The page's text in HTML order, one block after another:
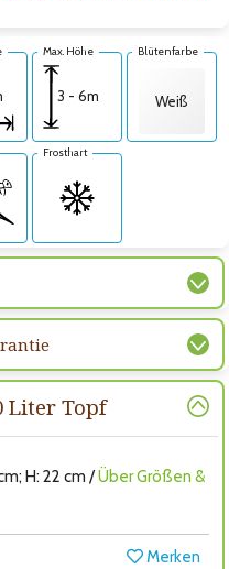
Max. Höhe
3 - 6m
Blütenfarbe
Weiß
Frosthart
Liter Topf
H: 22 cm /Über Größen &
Merken